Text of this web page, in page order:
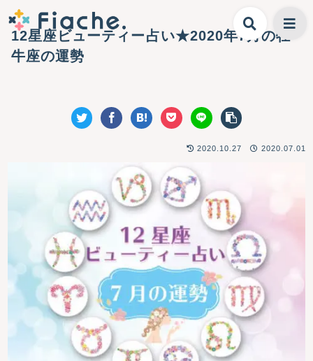
12星座ビューティー占い★2020年7月の牡
牛座の運勢
2020.10.27 2020.07.01